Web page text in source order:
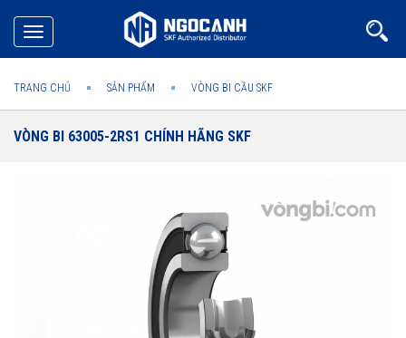
Toggle
navigation
TRANG CHỦ SẢN PHẨM VÒNG BI CẦU SKF
VÒNG BI 63005-2RS1 CHÍNH HÃNG SKF